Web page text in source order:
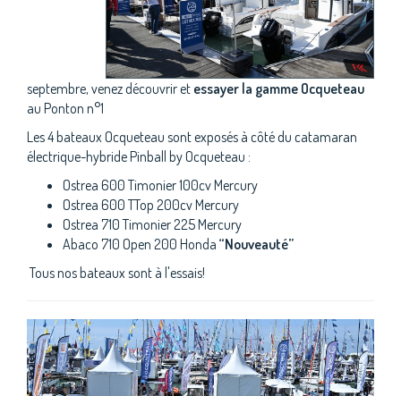
septembre, venez découvrir et essayer la gamme Ocqueteau
au Ponton n°1
Les 4 bateaux Ocqueteau sont exposés à côté du catamaran
électrique-hybride Pinball by Ocqueteau :
Ostrea 600 Timonier 100cv Mercury
Ostrea 600 TTop 200cv Mercury
Ostrea 710 Timonier 225 Mercury
Abaco 710 Open 200 Honda “Nouveauté”
Tous nos bateaux sont à l'essais!